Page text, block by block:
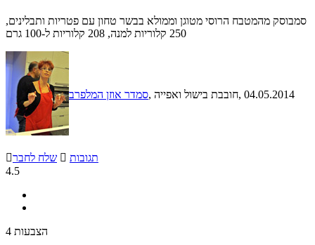
סמבוסק מהמטבח הרוסי מטוגן וממולא בבשר טחון עם פטריות ותבלינים,
250 קלוריות למנה, 208 קלוריות ל-100 גרם
סמדר אוזן המלפרב , חובבת בישול ואפייה, 04.05.2014
שלח לחבר  תגובות
4.5
4 הצבעות